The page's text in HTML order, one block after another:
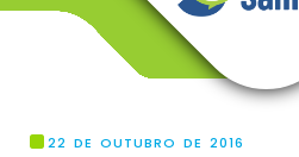
22 DE OUTUBRO DE 2016